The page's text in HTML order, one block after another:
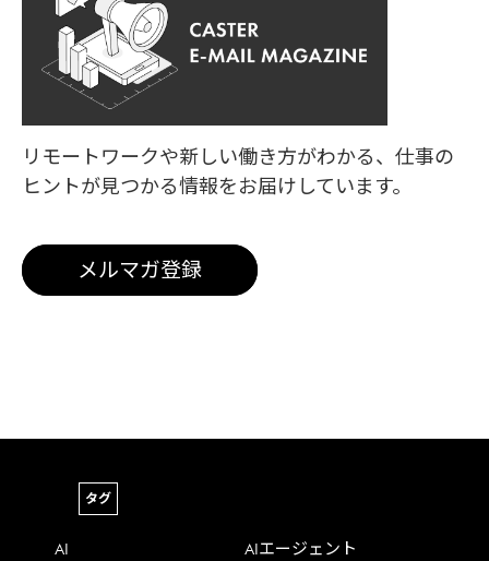
リモートワークや新しい働き方がわかる、 仕事の
ヒントが見つかる情報をお届けしています。
メルマガ登録
タグ
AI AIエージェント